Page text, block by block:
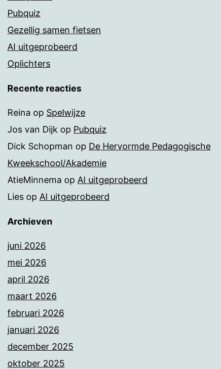
Pubquiz
Gezellig samen fietsen
AI uitgeprobeerd
Oplichters
Recente reacties
Reina op Spelwijze
Jos van Dijk op Pubquiz
Dick Schopman op De Hervormde Pedagogische
Kweekschool/Akademie
AtieMinnema op AI uitgeprobeerd
Lies op AI uitgeprobeerd
Archieven
juni 2026
mei 2026
april 2026
maart 2026
februari 2026
januari 2026
december 2025
oktober 2025